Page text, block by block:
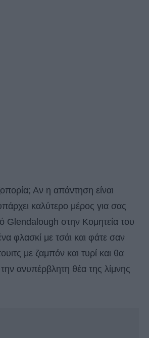
Αν η απάντηση είναι
καλύτερο μέρος για σας
Glendalough στην Κομητεία του
φλασκί με τσάι και φάτε σαν
με ζαμπόν και τυρί και θα
την ανυπέρβλητη θέα της λίμνης